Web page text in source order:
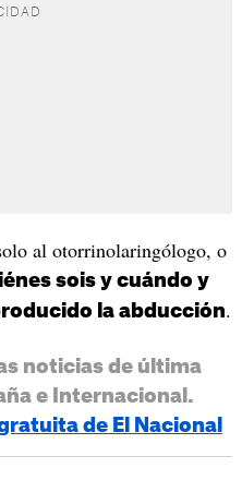
al otorrinolaringólogo, o
sois y cuándo y
la abducción.
noticias de última
e Internacional.
de El Nacional